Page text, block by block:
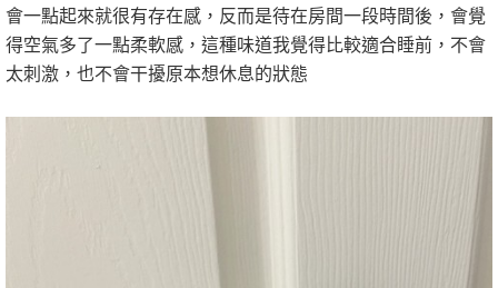
會一點起來就很有存在感，反而是待在房間一段時間後，會覺
得空氣多了一點柔軟感，這種味道我覺得比較適合睡前，不會
太刺激，也不會干擾原本想休息的狀態